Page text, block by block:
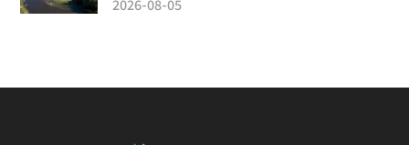
2026-08-05